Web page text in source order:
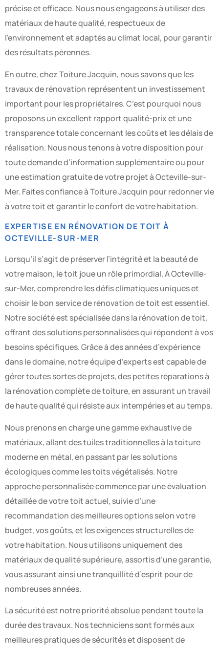
précise et efficace. Nous nous engageons à utiliser des
matériaux de haute qualité, respectueux de
l’environnement et adaptés au climat local, pour garantir
des résultats pérennes.
En outre, chez Toiture Jacquin, nous savons que les
travaux de rénovation représentent un investissement
important pour les propriétaires. C’est pourquoi nous
proposons un excellent rapport qualité-prix et une
transparence totale concernant les coûts et les délais de
réalisation. Nous nous tenons à votre disposition pour
toute demande d’information supplémentaire ou pour
une estimation gratuite de votre projet à Octeville-sur-
Mer. Faites confiance à Toiture Jacquin pour redonner vie
à votre toit et garantir le confort de votre habitation.
EXPERTISE EN RÉNOVATION DE TOIT À
OCTEVILLE-SUR-MER
Lorsqu’il s’agit de préserver l’intégrité et la beauté de
votre maison, le toit joue un rôle primordial. À Octeville-
sur-Mer, comprendre les défis climatiques uniques et
choisir le bon service de rénovation de toit est essentiel.
Notre société est spécialisée dans la rénovation de toit,
offrant des solutions personnalisées qui répondent à vos
besoins spécifiques. Grâce à des années d’expérience
dans le domaine, notre équipe d’experts est capable de
gérer toutes sortes de projets, des petites réparations à
la rénovation complète de toiture, en assurant un travail
de haute qualité qui résiste aux intempéries et au temps.
Nous prenons en charge une gamme exhaustive de
matériaux, allant des tuiles traditionnelles à la toiture
moderne en métal, en passant par les solutions
écologiques comme les toits végétalisés. Notre
approche personnalisée commence par une évaluation
détaillée de votre toit actuel, suivie d’une
recommandation des meilleures options selon votre
budget, vos goûts, et les exigences structurelles de
votre habitation. Nous utilisons uniquement des
matériaux de qualité supérieure, assortis d’une garantie,
vous assurant ainsi une tranquillité d’esprit pour de
nombreuses années.
La sécurité est notre priorité absolue pendant toute la
durée des travaux. Nos techniciens sont formés aux
meilleures pratiques de sécurités et disposent de